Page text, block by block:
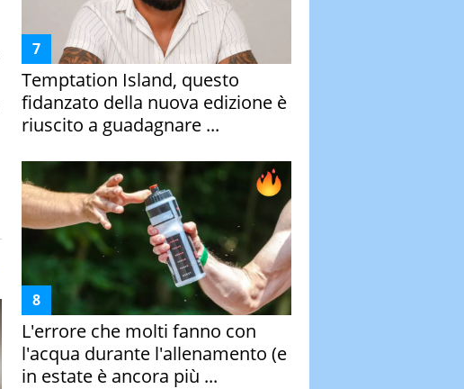
Temptation Island, questo
fidanzato della nuova edizione è
riuscito a guadagnare ...
L'errore che molti fanno con
l'acqua durante l'allenamento (e
in estate è ancora più ...